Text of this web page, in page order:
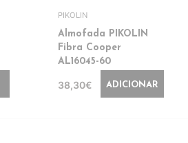
PIKOLIN
Almofada PIKOLIN
Fibra Cooper
AL16045-60
38,30€ ADICIONAR